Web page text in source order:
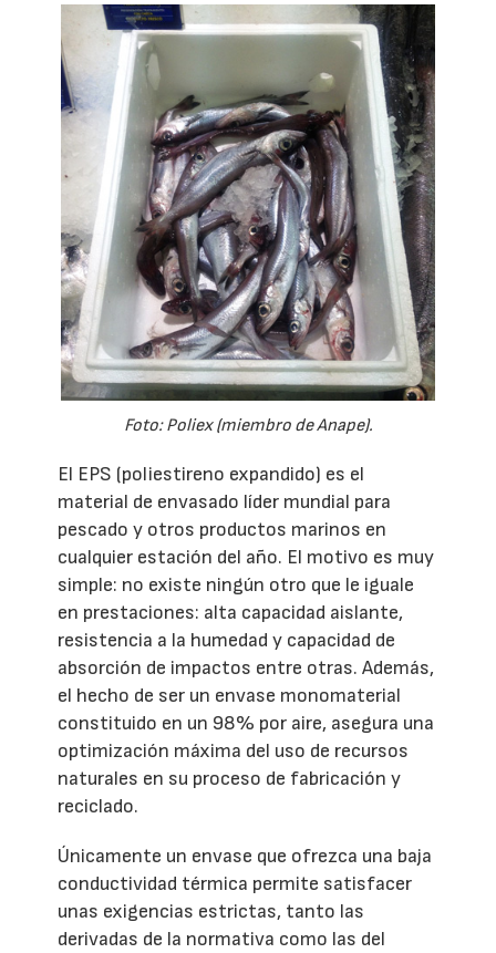
Foto: Poliex (miembro de Anape).
El EPS (poliestireno expandido) es el
material de envasado líder mundial para
pescado y otros productos marinos en
cualquier estación del año. El motivo es muy
simple: no existe ningún otro que le iguale
en prestaciones: alta capacidad aislante,
resistencia a la humedad y capacidad de
absorción de impactos entre otras. Además,
el hecho de ser un envase monomaterial
constituido en un 98% por aire, asegura una
optimización máxima del uso de recursos
naturales en su proceso de fabricación y
reciclado.
Únicamente un envase que ofrezca una baja
conductividad térmica permite satisfacer
unas exigencias estrictas, tanto las
derivadas de la normativa como las del